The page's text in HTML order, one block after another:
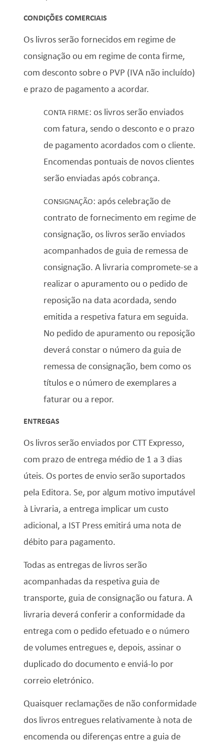
CONDIÇÕES COMERCIAIS
Os livros serão fornecidos em regime de
consignação ou em regime de conta firme,
com desconto sobre o PVP (IVA não incluído)
e prazo de pagamento a acordar.
CONTA FIRME:os livros serão enviados
com fatura, sendo o desconto e o prazo
de pagamento acordados com o cliente.
Encomendas pontuais de novos clientes
serão enviadas após cobrança.
CONSIGNAÇÃO: após celebração de
contrato de fornecimento em regime de
consignação, os livros serão enviados
acompanhados de guia de remessa de
consignação. A livraria compromete-se a
realizar o apuramento ou o pedido de
reposição na data acordada, sendo
emitida a respetiva fatura em seguida.
No pedido de apuramento ou reposição
deverá constar o número da guia de
remessa de consignação, bem como os
títulos e o número de exemplares a
faturar ou a repor.
ENTREGAS
Os livros serão enviados por CTT Expresso,
com prazo de entrega médio de 1 a 3 dias
úteis. Os portes de envio serão suportados
pela Editora. Se, por algum motivo imputável
à Livraria, a entrega implicar um custo
adicional, a IST Press emitirá uma nota de
débito para pagamento.
Todas as entregas de livros serão
acompanhadas da respetiva guia de
transporte, guia de consignação ou fatura. A
livraria deverá conferir a conformidade da
entrega com o pedido efetuado e o número
de volumes entregues e, depois, assinar o
duplicado do documento e enviá-lo por
correio eletrónico.
Quaisquer reclamações de não conformidade
dos livros entregues relativamente à nota de
encomenda ou diferenças entre a guia de